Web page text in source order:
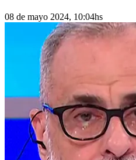
08 de mayo 2024, 10:04hs